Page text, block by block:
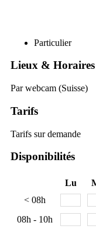
Particulier
Lieux & Horaires
Par webcam (Suisse)
Tarifs
Tarifs sur demande
Disponibilités
Lu
< 08h
08h - 10h